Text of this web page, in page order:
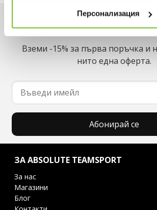
Персонализация
Искаш да си първи в
Вземи -15% за първа поръчка и
нито една оферта.
Абонирай се
ЗА ABSOLUTE TEAMSPORT
За нас
Магазини
Блог